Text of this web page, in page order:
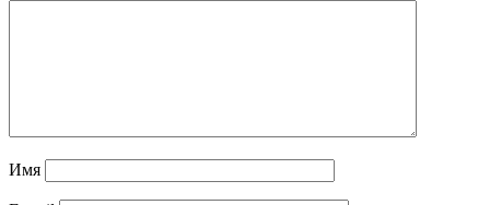
Имя